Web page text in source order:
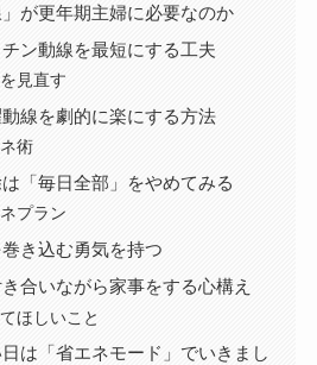
が更年期主婦に必要なのか
ン動線を最短にする工夫
見直す
線を劇的に楽にする方法
術
「毎日全部」をやめてみる
プラン
巻き込む勇気を持つ
合いながら家事をする心構え
ほしいこと
は「省エネモード」でいきまし